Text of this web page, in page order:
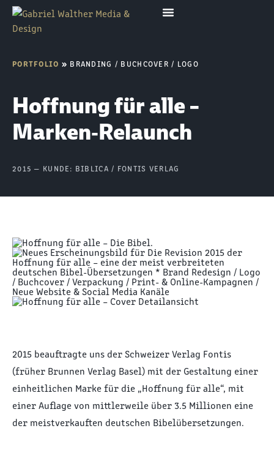
PORTFOLIO » BRANDING / BUCHCOVER / LOGO
Hoffnung für alle –
Marken‑Relaunch
2015 — KUNDE: BIBLICA / FONTIS VERLAG
2015 beauftragte uns der Schweizer Verlag Fontis
(früher Brunnen Verlag Basel) mit der Gestaltung einer
einheitlichen Marke für die „Hoffnung für alle“, mit
einer Auflage von mittlerweile über 3.5 Millionen eine
der meistverkauften deutschen Bibelübersetzungen.